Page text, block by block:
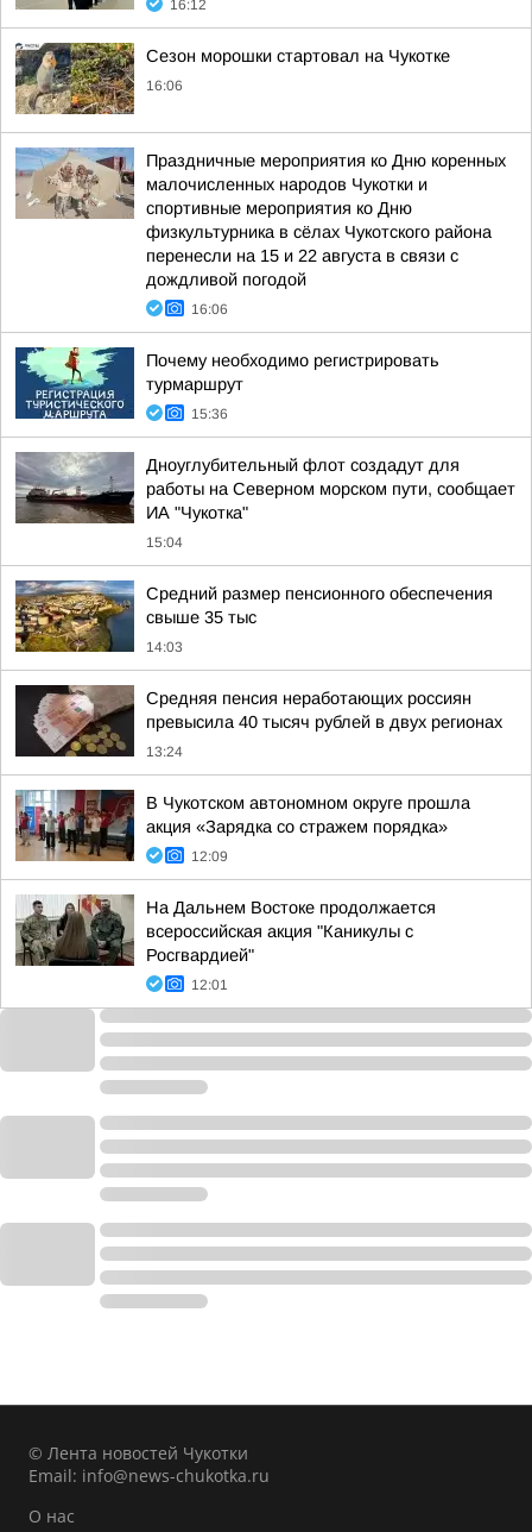
16:12
Сезон морошки стартовал на Чукотке
16:06
Праздничные мероприятия ко Дню коренных
малочисленных народов Чукотки и
спортивные мероприятия ко Дню
физкультурника в сёлах Чукотского района
перенесли на 15 и 22 августа в связи с
дождливой погодой
16:06
Почему необходимо регистрировать
турмаршрут
15:36
Дноуглубительный флот создадут для
работы на Северном морском пути, сообщает
ИА "Чукотка"
15:04
Средний размер пенсионного обеспечения
свыше 35 тыс
14:03
Средняя пенсия неработающих россиян
превысила 40 тысяч рублей в двух регионах
13:24
В Чукотском автономном округе прошла
акция «Зарядка со стражем порядка»
12:09
На Дальнем Востоке продолжается
всероссийская акция "Каникулы с
Росгвардией"
12:01
© Лента новостей Чукотки
Email: info@news-chukotka.ru
О нас